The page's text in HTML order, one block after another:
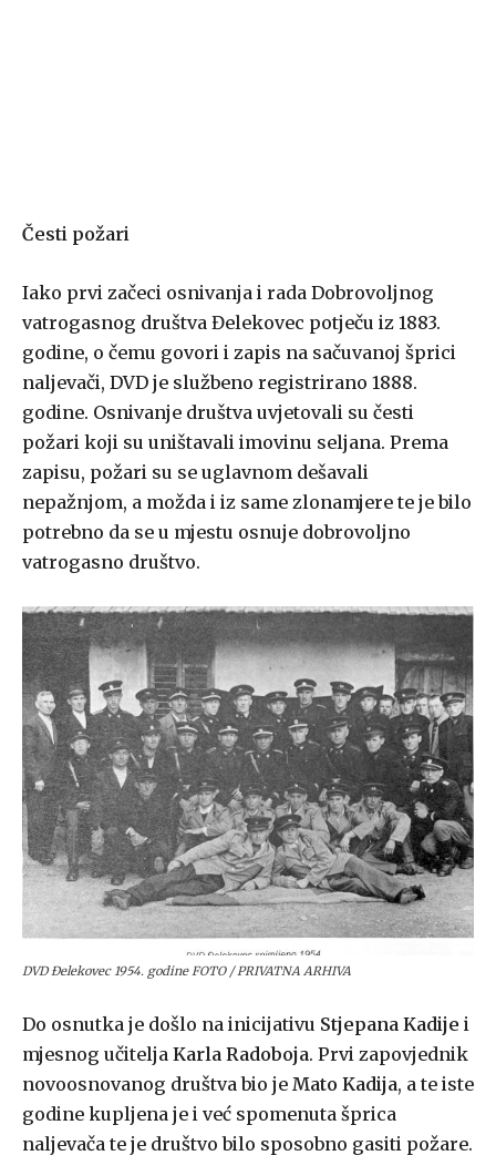
Česti požari
Iako prvi začeci osnivanja i rada Dobrovoljnog
vatrogasnog društva Đelekovec potječu iz 1883.
godine, o čemu govori i zapis na sačuvanoj šprici
naljevači, DVD je službeno registrirano 1888.
godine. Osnivanje društva uvjetovali su česti
požari koji su uništavali imovinu seljana. Prema
zapisu, požari su se uglavnom dešavali
nepažnjom, a možda i iz same zlonamjere te je bilo
potrebno da se u mjestu osnuje dobrovoljno
vatrogasno društvo.
DVD Đelekovec 1954. godine FOTO / PRIVATNA ARHIVA
Do osnutka je došlo na inicijativu Stjepana Kadije i
mjesnog učitelja Karla Radoboja. Prvi zapovjednik
novoosnovanog društva bio je Mato Kadija, a te iste
godine kupljena je i već spomenuta šprica
naljevača te je društvo bilo sposobno gasiti požare.